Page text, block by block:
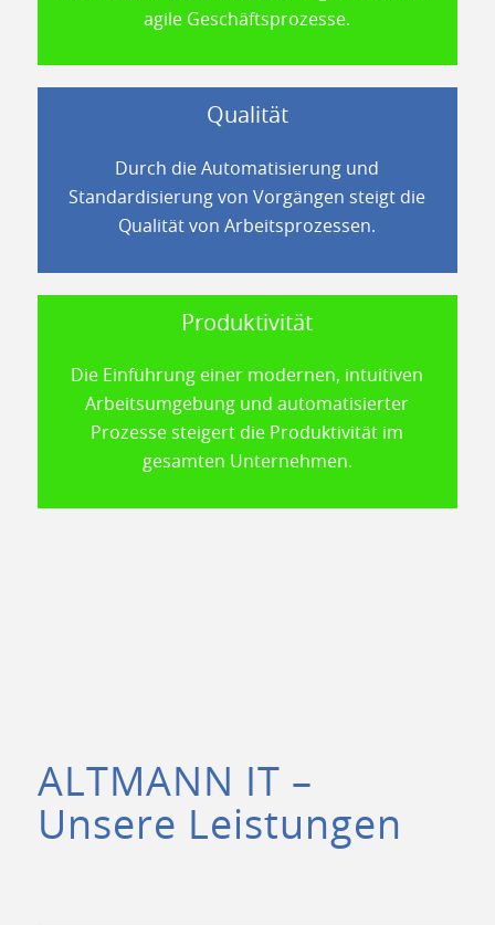
agile Geschäftsprozesse.
Qualität
Durch die Automatisierung und
Standardisierung von Vorgängen steigt die
Qualität von Arbeitsprozessen.
Produktivität
Die Einführung einer modernen, intuitiven
Arbeitsumgebung und automatisierter
Prozesse steigert die Produktivität im
gesamten Unternehmen.
ALTMANN IT –
Unsere Leistungen